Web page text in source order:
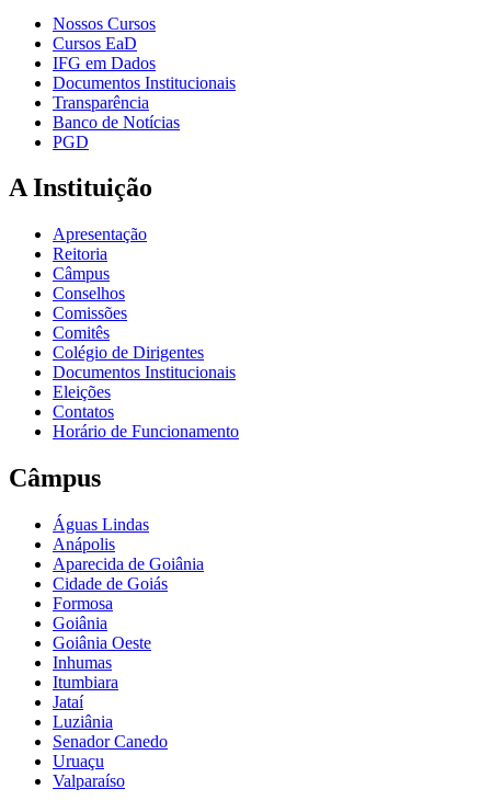
Nossos Cursos
Cursos EaD
IFG em Dados
Documentos Institucionais
Transparência
Banco de Notícias
PGD
A Instituição
Apresentação
Reitoria
Câmpus
Conselhos
Comissões
Comitês
Colégio de Dirigentes
Documentos Institucionais
Eleições
Contatos
Horário de Funcionamento
Câmpus
Águas Lindas
Anápolis
Aparecida de Goiânia
Cidade de Goiás
Formosa
Goiânia
Goiânia Oeste
Inhumas
Itumbiara
Jataí
Luziânia
Senador Canedo
Uruaçu
Valparaíso